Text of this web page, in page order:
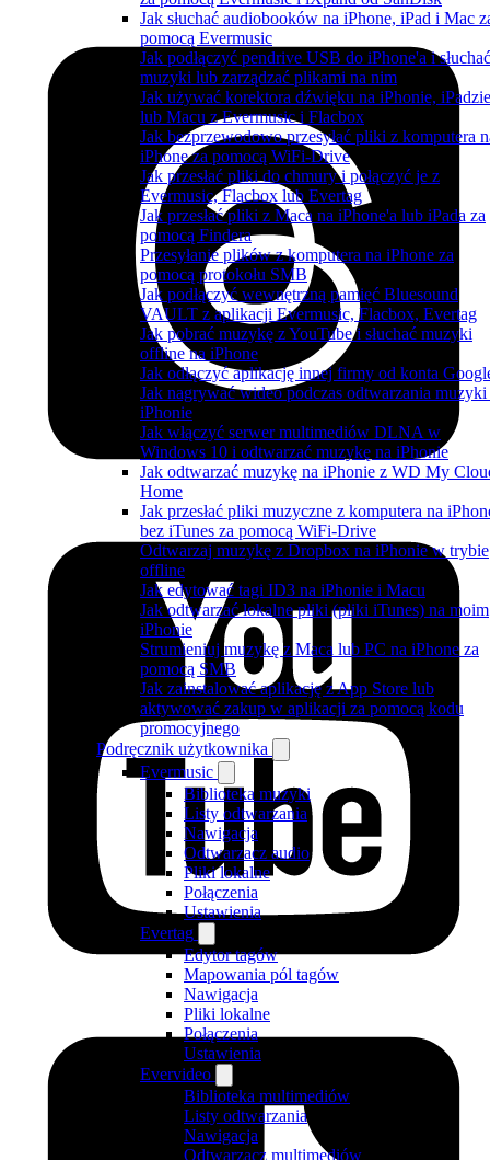
Jak słuchać audiobooków na iPhone, iPad i Mac
pomocą Evermusic
Jak podłączyć pendrive USB do iPhone'a i słuchać
muzyki lub zarządzać plikami na nim
Jak używać korektora dźwięku na iPhonie, iPadzie
lub Macu z Evermusic i Flacbox
Jak bezprzewodowo przesyłać pliki z komputera
iPhone za pomocą WiFi-Drive
Jak przesłać pliki do chmury i połączyć je z
Evermusic, Flacbox lub Evertag
Jak przesłać pliki z Maca na iPhone'a lub iPada za
pomocą Findera
Przesyłanie plików z komputera na iPhone za
pomocą protokołu SMB
Jak podłączyć wewnętrzną pamięć Bluesound
VAULT z aplikacji Evermusic, Flacbox, Evertag
Jak pobrać muzykę z YouTube i słuchać muzyki
offline na iPhone
Jak odłączyć aplikację innej firmy od konta
Jak nagrywać wideo podczas odtwarzania muzyki
iPhonie
Jak włączyć serwer multimediów DLNA w
Windows 10 i odtwarzać muzykę na iPhonie
Jak odtwarzać muzykę na iPhonie z WD My
Home
Jak przesłać pliki muzyczne z komputera na
bez iTunes za pomocą WiFi-Drive
Odtwarzaj muzykę z Dropbox na iPhonie w trybie
offline
Jak edytować tagi ID3 na iPhonie i Macu
Jak odtwarzać lokalne pliki (pliki iTunes) na moim
iPhonie
Strumieniuj muzykę z Maca lub PC na iPhone za
pomocą SMB
Jak zainstalować aplikację z App Store lub
aktywować zakup w aplikacji za pomocą kodu
promocyjnego
Podręcznik użytkownika
Evermusic
Biblioteka muzyki
Listy odtwarzania
Nawigacja
Odtwarzacz audio
Pliki lokalne
Połączenia
Ustawienia
Evertag
Edytor tagów
Mapowania pól tagów
Nawigacja
Pliki lokalne
Połączenia
Ustawienia
Evervideo
Biblioteka multimediów
Listy odtwarzania
Nawigacja
Odtwarzacz multimediów